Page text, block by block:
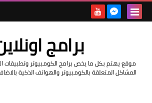
برامج
موقع يهتم بكل ما يخص برامج الكومبيوتر وتطبيقات
المشاكل المتعلقة بالكومبيوتر والهواتف الذكية